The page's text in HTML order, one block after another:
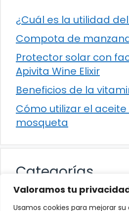
Valoramos tu
Usamos cookies para mejorar su
¿Cuál es la utilidad
Compota de
Protector solar con
Apivita Wine Elixir
Beneficios de la
Cómo utilizar el
mosqueta
Categorías
Alimentación